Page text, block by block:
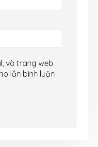
và trang web
lần bình luận